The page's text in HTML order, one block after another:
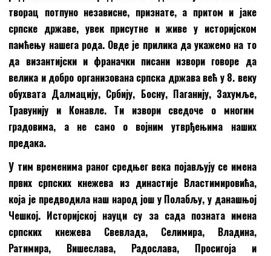
творац потпуно независне, признате, а притом и јаке
српске државе, увек присутне и живе у историјском
памћењу нашега рода. Овде је прилика да укажемо на то
да византијски и франачки писани извори говоре да
велика и добро организована српска држава већ у 8. веку
обухвата Далмацију, Србију, Босну, Паганију, Захумље,
Травунију и Конавле. Ти извори сведоче о многим
градовима, а не само о војним утврђењима наших
предака.
У тим временима раног средњег века појављују се имена
првих српских кнежева из династије Властимировића,
која је предводила наш народ још у Полабљу, у данашњој
Чешкој. Историјској науци су за сада позната имена
српских кнежева Свевлада, Селимира, Владина,
Ратимира, Вишеслава, Радослава, Просигоја и